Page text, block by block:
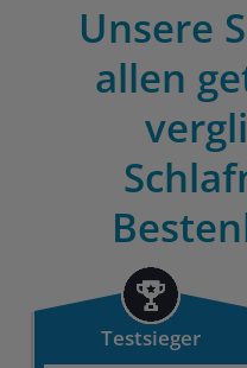
Unsere
allen
Testsieger